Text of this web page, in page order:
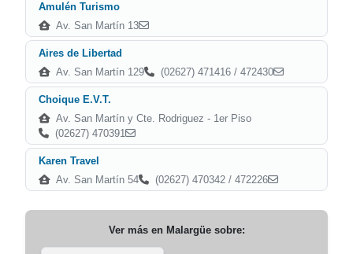
Amulén Turismo
Av. San Martín 13
Aires de Libertad
Av. San Martín 129
(02627) 471416 / 472430
Choique E.V.T.
Av. San Martín y Cte. Rodriguez - 1er Piso
(02627) 470391
Karen Travel
Av. San Martín 54
(02627) 470342 / 472226
Ver más en Malargüesobre: